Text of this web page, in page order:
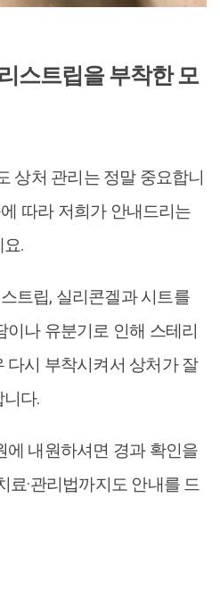
스트립을 부착한 모
상처 관리는 정말 중요합니
따라 저희가 안내드리는
.
트립, 실리콘겔과 시트를
이나 유분기로 인해 스테리
다시 부착시켜서 상처가 잘
다.
에 내원하셔면 경과 확인을
료·관리법까지도 안내를 드